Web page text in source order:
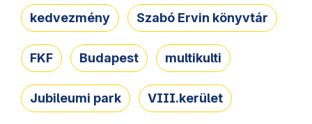
kedvezmény Szabó Ervin könyvtár
FKF Budapest multikulti
Jubileumi park VIII.kerület